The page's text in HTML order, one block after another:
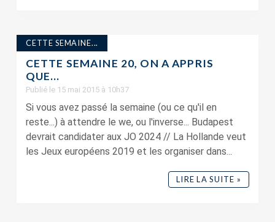
CETTE SEMAINE...
CETTE SEMAINE 20, ON A APPRIS
QUE…
Publié le 15 mai 2015 à 10h37
Si vous avez passé la semaine (ou ce qu'il en
reste...) à attendre le we, ou l'inverse... Budapest
devrait candidater aux JO 2024 // La Hollande veut
les Jeux européens 2019 et les organiser dans...
LIRE LA SUITE »